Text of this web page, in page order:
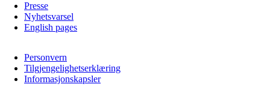
Presse
Nyhetsvarsel
English pages
Personvern
Tilgjengelighetserklæring
Informasjonskapsler